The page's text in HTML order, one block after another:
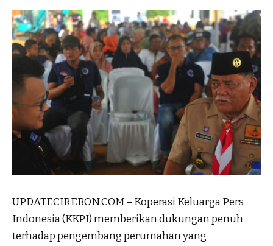
UPDATECIREBON.COM – Koperasi Keluarga Pers
Indonesia (KKPI) memberikan dukungan penuh
terhadap pengembang perumahan yang